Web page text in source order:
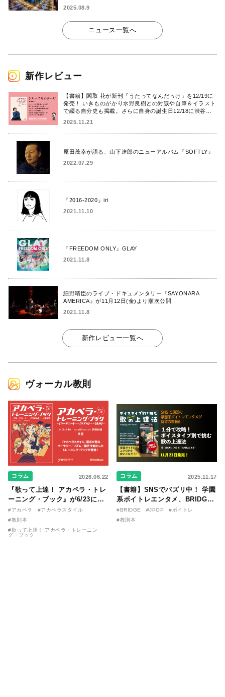
2025.08.9
ニュース一覧へ
新作レビュー
【書籍】関取 花が新刊『うたってなんだっけ』を12/19に
発売！ いきものがかり水野良樹との対談や自筆＆イラスト
で綴る自分史も掲載。さらに自身の誕生日12/18に渋谷で
2025.11.21
原田茂幸が語る、山下達郎のニューアルバム『SOFTLY』
2022.07.29
『2016-2020』iri
2021.11.10
『FREEDOM ONLY』GLAY
2021.11.8
細野晴臣のライブ・ドキュメンタリー『SAYONARA
AMERICA』が11月12日(金)より順次公開
2021.11.8
新作レビュー一覧へ
ヴォーカル教則
コラム 2026.06.22
『歌って上達！ アカペラ・トレ
ーニング・ブック』が6/23に発
売！ 課題曲音源・音取り用アプ
リを公開。
#アカペラ
#アカペラスタイル
#教則本
#歌って上達！ アカペラ・トレーニン
グ・ブック
コラム 2025.11.17
【書籍】SNSでバズリ中！ 学園
系ボイトレエンタメ、BRIDGE
が届ける教則本『１分で攻略！
ボイスタイプ別で挑む歌の上達
#BRIDGE #JPOP
#ボイトレ
#教則本